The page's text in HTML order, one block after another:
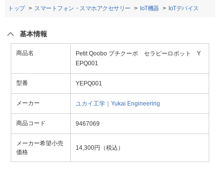
トップ スマートフォン・スマホアクセサリー IoT機器 IoTデバイス
基本情報
商品名
Petit Qoobo プチクーボ セラピーロボット Y
EPQ001
型番 YEPQ001
メーカー ユカイ工学｜Yukai Engineering
商品コード 9467069
メーカー希望小売
価格
14,300円（税込）